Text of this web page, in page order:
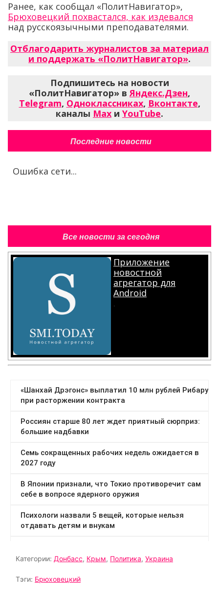
Ранее, как сообщал «ПолитНавигатор»,
Брюховецкий похвастался, как издевался
над русскоязычными преподавателями.
Отблагодарить журналистов за материал
и поддержать «ПолитНавигатор».
Подпишитесь на новости
«ПолитНавигатор» вЯндекс.Дзен,
Telegram, Одноклассниках, Вконтакте,
каналы Max и YouTube.
Последние новости
Ошибка сети...
Все новости за сегодня
Приложение
новостной
агрегатор для
Android
.
Категории: Донбасс, Крым, Политика, Украина
Тэги: Брюховецкий